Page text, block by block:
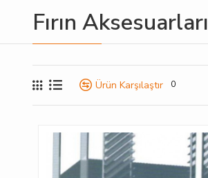
Fırın Aksesuarları
Ürün Karşılaştır 0